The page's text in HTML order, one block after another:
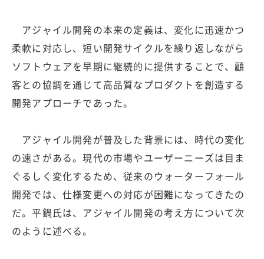
アジャイル開発の本来の定義は、変化に迅速かつ
柔軟に対応し、短い開発サイクルを繰り返しながら
ソフトウェアを早期に継続的に提供することで、顧
客との協調を通じて高品質なプロダクトを創造する
開発アプローチであった。
アジャイル開発が普及した背景には、時代の変化
の速さがある。現代の市場やユーザーニーズは目ま
ぐるしく変化するため、従来のウォーターフォール
開発では、仕様変更への対応が困難になってきたの
だ。平鍋氏は、アジャイル開発の考え方について次
のように述べる。